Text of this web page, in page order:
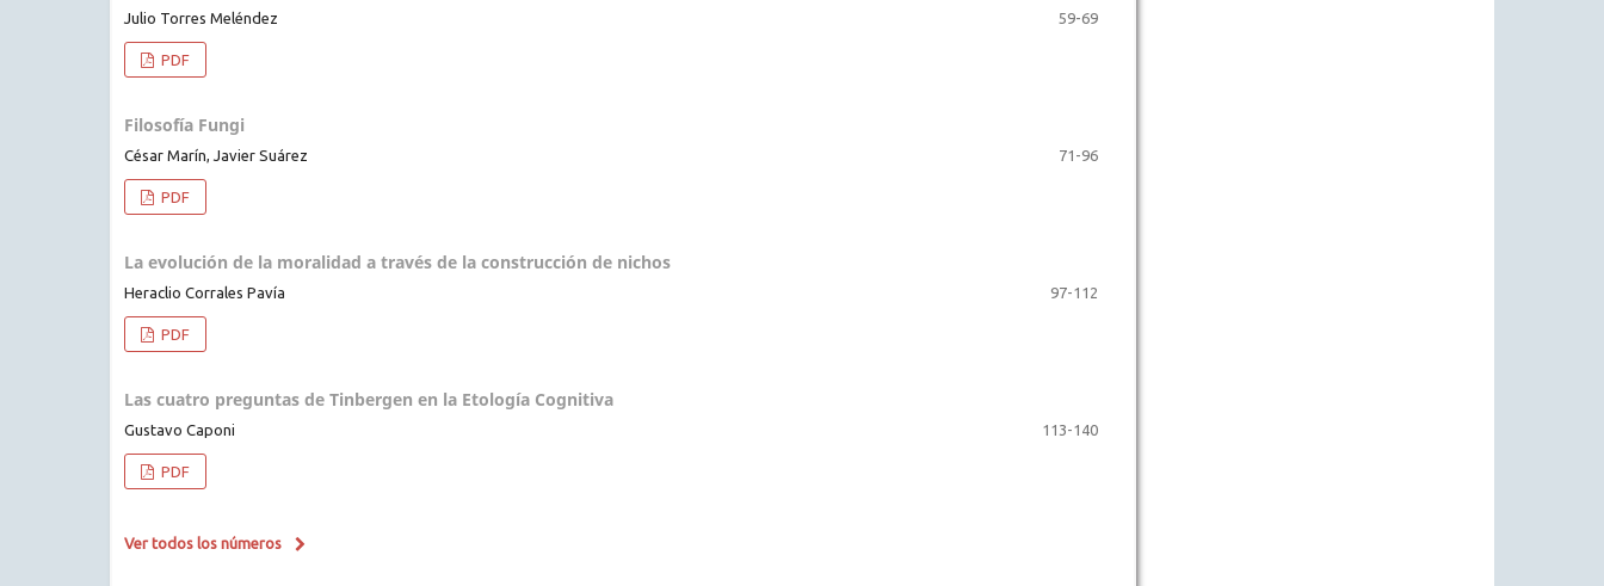
Julio Torres Meléndez 59-69
PDF
Filosofía Fungi
César Marín, Javier Suárez 71-96
PDF
La evolución de la moralidad a través de la construcción de nichos
Heraclio Corrales Pavía 97-112
PDF
Las cuatro preguntas de Tinbergen en la Etología Cognitiva
Gustavo Caponi 113-140
PDF
Ver todos los números